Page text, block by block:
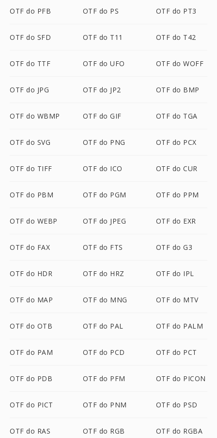
OTF do PFB OTF do PS OTF do PT3
OTF do SFD OTF do T11 OTF do T42
OTF do TTF OTF do UFO OTF do WOFF
OTF do JPG OTF do JP2 OTF do BMP
OTF do WBMP OTF do GIF OTF do TGA
OTF do SVG OTF do PNG OTF do PCX
OTF do TIFF OTF do ICO OTF do CUR
OTF do PBM OTF do PGM OTF do PPM
OTF do WEBP OTF do JPEG OTF do EXR
OTF do FAX OTF do FTS OTF do G3
OTF do HDR OTF do HRZ OTF do IPL
OTF do MAP OTF do MNG OTF do MTV
OTF do OTB OTF do PAL OTF do PALM
OTF do PAM OTF do PCD OTF do PCT
OTF do PDB OTF do PFM OTF do PICON
OTF do PICT OTF do PNM OTF do PSD
OTF do RAS OTF do RGB OTF do RGBA